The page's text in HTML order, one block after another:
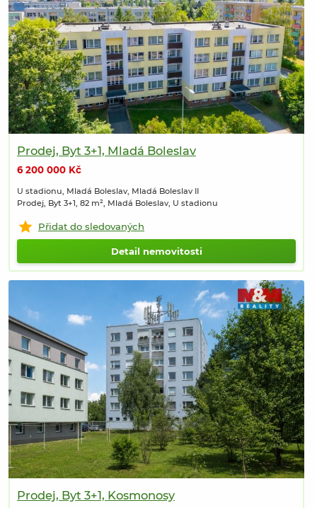
Prodej, Byt 3+1, Mladá Boleslav
6 200 000 Kč
U stadionu, Mladá Boleslav, Mladá Boleslav II
Prodej, Byt 3+1, 82 m², Mladá Boleslav, U stadionu
Přidat do sledovaných
Detail nemovitosti
Prodej, Byt 3+1, Kosmonosy